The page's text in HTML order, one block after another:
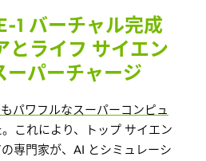
1 バーチャル完成
とライフ サイエン
ーパーチャージ
パワフルなスーパーコンピュ
これにより、トップ サイエン
専門家が、AI とシミュレーシ